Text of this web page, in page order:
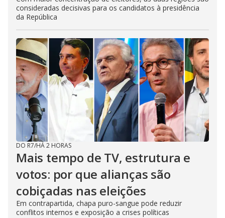
consideradas decisivas para os candidatos à presidência
da República
DO R7/HÁ 2 HORAS
Mais tempo de TV, estrutura e
votos: por que alianças são
cobiçadas nas eleições
Em contrapartida, chapa puro-sangue pode reduzir
conflitos internos e exposição a crises políticas